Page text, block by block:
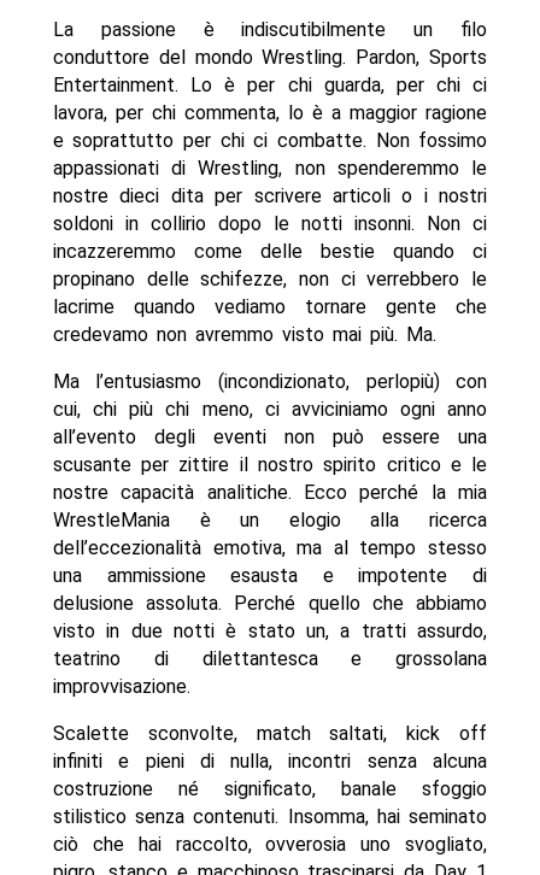
La passione è indiscutibilmente un filo
conduttore del mondo Wrestling. Pardon, Sports
Entertainment. Lo è per chi guarda, per chi ci
lavora, per chi commenta, lo è a maggior ragione
e soprattutto per chi ci combatte. Non fossimo
appassionati di Wrestling, non spenderemmo le
nostre dieci dita per scrivere articoli o i nostri
soldoni in collirio dopo le notti insonni. Non ci
incazzeremmo come delle bestie quando ci
propinano delle schifezze, non ci verrebbero le
lacrime quando vediamo tornare gente che
credevamo non avremmo visto mai più. Ma.
Ma l’entusiasmo (incondizionato, perlopiù) con
cui, chi più chi meno, ci avviciniamo ogni anno
all’evento degli eventi non può essere una
scusante per zittire il nostro spirito critico e le
nostre capacità analitiche. Ecco perché la mia
WrestleMania è un elogio alla ricerca
dell’eccezionalità emotiva, ma al tempo stesso
una ammissione esausta e impotente di
delusione assoluta. Perché quello che abbiamo
visto in due notti è stato un, a tratti assurdo,
teatrino di dilettantesca e grossolana
improvvisazione.
Scalette sconvolte, match saltati, kick off
infiniti e pieni di nulla, incontri senza alcuna
costruzione né significato, banale sfoggio
stilistico senza contenuti. Insomma, hai seminato
ciò che hai raccolto, ovverosia uno svogliato,